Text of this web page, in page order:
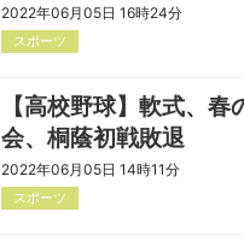
2022年06月05日 16時24分
スポーツ
【高校野球】軟式、春
会、桐蔭初戦敗退
2022年06月05日 14時11分
スポーツ